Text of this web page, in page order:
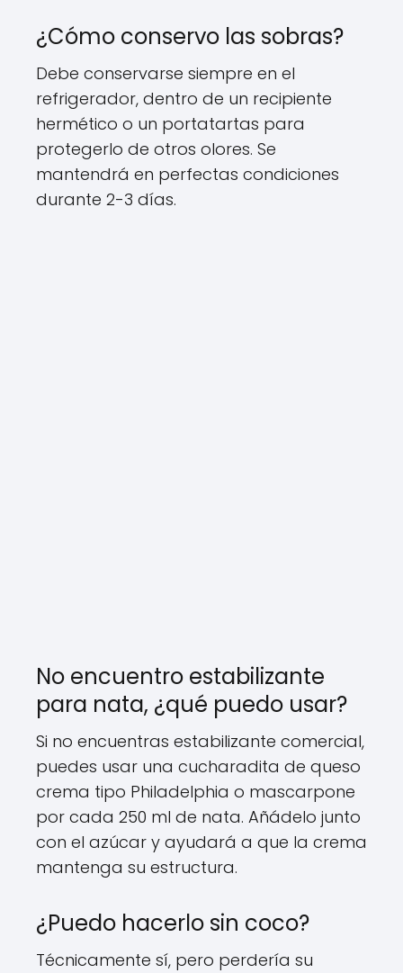
¿Cómo conservo las sobras?
Debe conservarse siempre en el
refrigerador, dentro de un recipiente
hermético o un portatartas para
protegerlo de otros olores. Se
mantendrá en perfectas condiciones
durante 2-3 días.
No encuentro estabilizante
para nata, ¿qué puedo usar?
Si no encuentras estabilizante comercial,
puedes usar una cucharadita de queso
crema tipo Philadelphia o mascarpone
por cada 250 ml de nata. Añádelo junto
con el azúcar y ayudará a que la crema
mantenga su estructura.
¿Puedo hacerlo sin coco?
Técnicamente sí, pero perdería su